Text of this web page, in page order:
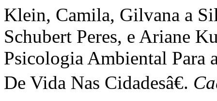
Klein, Camila, Gilvana a
Schubert Peres, e Ariane
Psicologia Ambiental Para
De Vida Nas Cidadesâ€.